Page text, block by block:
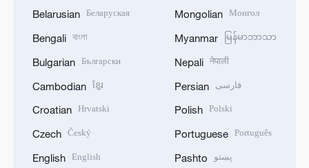
Belarusian Беларуская
Bengali বাংলা
Bulgarian Български
Cambodian ខ្មែរ
Croatian Hrvatski
Czech Český
English English
Mongolian Монгол
Myanmar မြန်မာဘာသာ
Nepali नेपाली
Persian فارسی
Polish Polski
Portuguese Português
Pashto پښتو